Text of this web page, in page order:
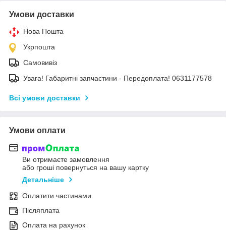
Умови доставки
Нова Пошта
Укрпошта
Самовивіз
Увага! Габаритні запчастини - Передоплата! 0631177578
Всі умови доставки
Умови оплати
Ви отримаєте замовлення
або гроші повернуться на вашу картку
Детальніше
Оплатити частинами
Післяплата
Оплата на рахунок